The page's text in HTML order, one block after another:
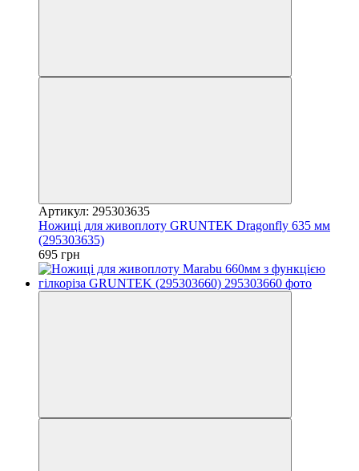
Артикул: 295303635
Ножиці для живоплоту GRUNTEK Dragonfly 635 мм
(295303635)
695 грн